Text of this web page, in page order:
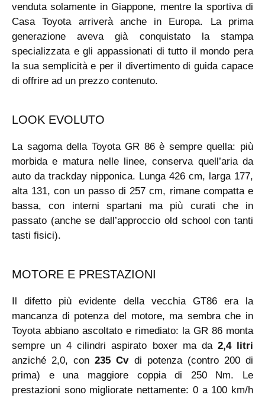
venduta solamente in Giappone, mentre la sportiva di
Casa Toyota arriverà anche in Europa. La prima
generazione aveva già conquistato la stampa
specializzata e gli appassionati di tutto il mondo pera
la sua semplicità e per il divertimento di guida capace
di offrire ad un prezzo contenuto.
LOOK EVOLUTO
La sagoma della Toyota GR 86 è sempre quella: più
morbida e matura nelle linee, conserva quell’aria da
auto da trackday nipponica. Lunga 426 cm, larga 177,
alta 131, con un passo di 257 cm, rimane compatta e
bassa, con interni spartani ma più curati che in
passato (anche se dall’approccio old school con tanti
tasti fisici).
MOTORE E PRESTAZIONI
Il difetto più evidente della vecchia GT86 era la
mancanza di potenza del motore, ma sembra che in
Toyota abbiano ascoltato e rimediato: la GR 86 monta
sempre un 4 cilindri aspirato boxer ma da 2,4 litri
anziché 2,0, con235 Cv di potenza (contro 200 di
prima) e una maggiore coppia di 250 Nm. Le
prestazioni sono migliorate nettamente: 0 a 100 km/h